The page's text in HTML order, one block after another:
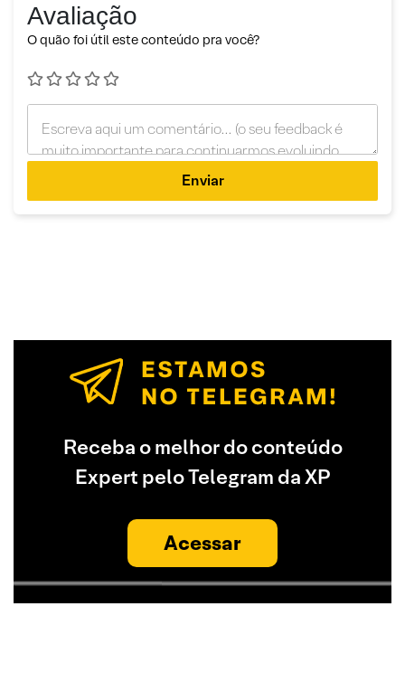
Avaliação
O quão foi útil este conteúdo pra você?
Enviar
Receba o melhor do conteúdo
Expert pelo Telegram da XP
Acessar